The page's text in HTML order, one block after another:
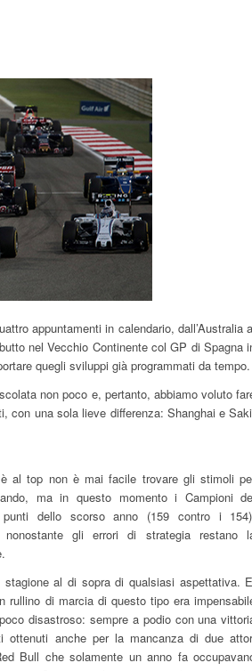
appuntamenti in calendario, dall’Australia
nel Vecchio Continente col GP di Spagna
quegli sviluppi già programmati da tempo.
non poco e, pertanto, abbiamo voluto
con una sola lieve differenza: Shanghai e
al top non è mai facile trovare gli stimoli
ma in questo momento i Campioni
dello scorso anno (159 contro i
nonostante gli errori di strategia restano
al di sopra di qualsiasi aspettativa.
rullino di marcia di questo tipo era
disastroso: sempre a podio con una
ottenuti anche per la mancanza di due
Bull che solamente un anno fa